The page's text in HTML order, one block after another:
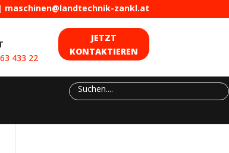
maschinen@landtechnik-zankl.at
433 22
JETZT
KONTAKTIEREN